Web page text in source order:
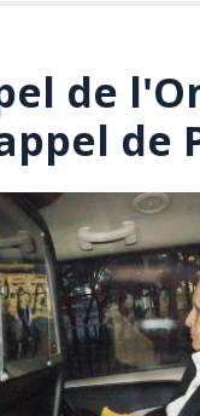
de
de